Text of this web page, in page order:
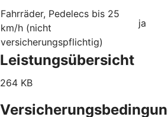
Fahrräder, Pedelecs bis 25
km/h (nicht
versicherungspflichtig)
ja
Leistungsübersicht
264 KB